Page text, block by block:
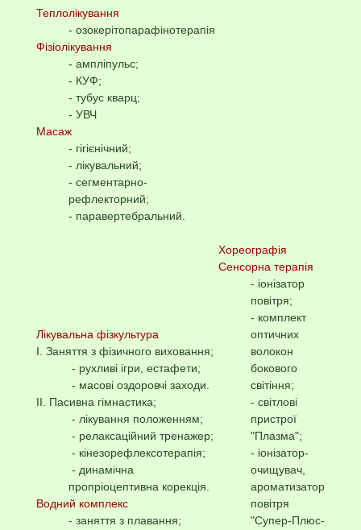
Теплолікування
- озокерітопарафінотерапія
Фізіолікування
- ампліпульс;
- КУФ;
- тубус кварц;
- УВЧ
Масаж
- гігієнічний;
- лікувальний;
- сегментарно-
рефлекторний;
- паравертебральний.
Лікувальна фізкультура
І. Заняття з фізичного виховання;
- рухливі ігри, естафети;
- масові оздоровчі заходи.
ІІ. Пасивна гімнастика;
- лікування положенням;
- релаксаційний тренажер;
- кінезорефлексотерапія;
- динамічна
пропріоцептивна корекція.
Водний комплекс
- заняття з плавання;
Хореографія
Сенсорна терапія
- іонізатор
повітря;
- комплект
оптичних
волокон
бокового
світіння;
- світлові
пристрої
"Плазма";
- іонізатор-
очищувач,
ароматизатор
повітря
"Супер-Плюс-